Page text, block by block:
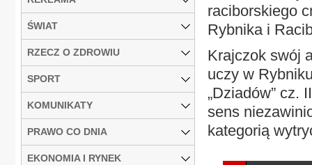
raciborskiego
Rybnika i
Krajczok swój
uczy w
„Dziadów” cz.
sens
kategorią
ŚWIAT
RZECZ O ZDROWIU
SPORT
KOMUNIKATY
PRAWO CO DNIA
EKONOMIA I RYNEK